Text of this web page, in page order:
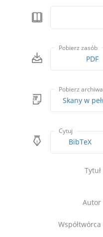
Pobierz zasób
PDF
Pobierz archiwa
Cytuj
BibTeX
Tytuł
Autor
Współtwórca